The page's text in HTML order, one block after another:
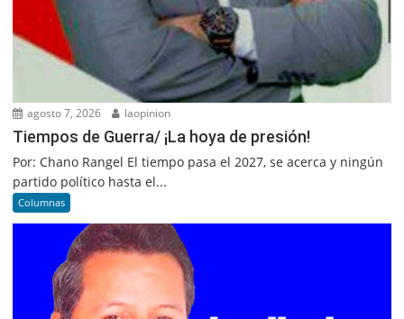
agosto 7, 2026 laopinion
Tiempos de Guerra/ ¡La hoya de presión!
Por: Chano Rangel El tiempo pasa el 2027, se acerca y ningún
partido político hasta el...
Columnas